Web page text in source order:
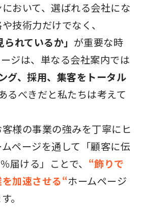
おいて、選ばれる会社にな
技術力だけでなく、
れているか」 が重要な時
ジは、単なる会社案内では
グ、採用、集客をトータル
るべきだと私たちは考えて
様の事業の強みを丁寧にヒ
ページを通して「顧客に伝
届ける」ことで、 “飾りで
加速させる“ホームページ
。